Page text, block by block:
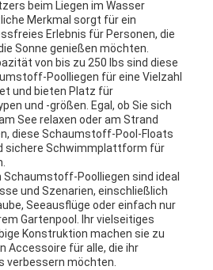
beim Liegen im Wasser
Merkmal sorgt für ein
Erlebnis für Personen, die
Sonne genießen möchten.
von bis zu 250 lbs sind diese
Poolliegen für eine Vielzahl
und bieten Platz für
und -größen. Egal, ob Sie sich
See relaxen oder am Strand
diese Schaumstoff-Pool-Floats
sichere Schwimmplattform für
Schaumstoff-Poolliegen sind ideal
und Szenarien, einschließlich
Seeausflüge oder einfach nur
Gartenpool. Ihr vielseitiges
Konstruktion machen sie zu
Accessoire für alle, die ihr
verbessern möchten.